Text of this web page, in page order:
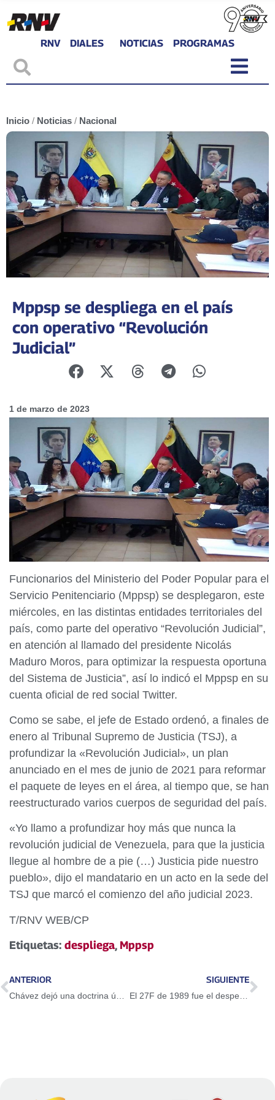
RNV DIALES NOTICIAS PROGRAMAS
Inicio / Noticias / Nacional
Mppsp se despliega en el país
con operativo “Revolución
Judicial”
1 de marzo de 2023
Funcionarios del Ministerio del Poder Popular para el
Servicio Penitenciario (Mppsp) se desplegaron, este
miércoles, en las distintas entidades territoriales del
país, como parte del operativo “Revolución Judicial”,
en atención al llamado del presidente Nicolás
Maduro Moros, para optimizar la respuesta oportuna
del Sistema de Justicia”, así lo indicó el Mppsp en su
cuenta oficial de red social Twitter.
Como se sabe, el jefe de Estado ordenó, a finales de
enero al Tribunal Supremo de Justicia (TSJ), a
profundizar la «Revolución Judicial», un plan
anunciado en el mes de junio de 2021 para reformar
el paquete de leyes en el área, al tiempo que, se han
reestructurado varios cuerpos de seguridad del país.
«Yo llamo a profundizar hoy más que nunca la
revolución judicial de Venezuela, para que la justicia
llegue al hombre de a pie (…) Justicia pide nuestro
pueblo», dijo el mandatario en un acto en la sede del
TSJ que marcó el comienzo del año judicial 2023.
T/RNV WEB/CP
Etiquetas: despliega, Mppsp
ANTERIOR SIGUIENTE